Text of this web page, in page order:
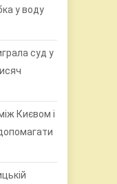
у воду
суд у
Києвом і